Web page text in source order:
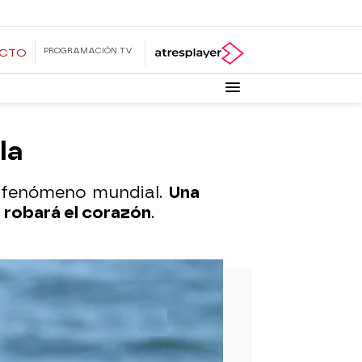
PROGRAMACIÓN TV
mundial. Una
el corazón.